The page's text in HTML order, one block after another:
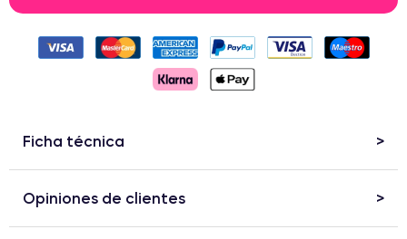
Ficha técnica
Opiniones de clientes